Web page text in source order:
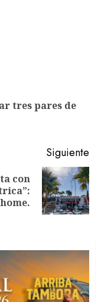
tres pares de
Siguiente
con